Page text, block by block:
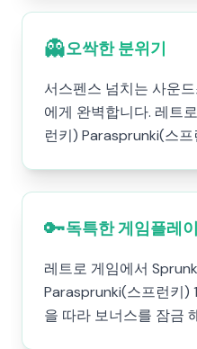
👻오싹한 분위기
서스펜스 넘치는 사운
에게 완벽합니다. 레트
런키) Parasprunki(스
🔑독특한 게임플레
레트로 게임에서
Parasprunki(스프런키)
을 따라 보너스를 잠금